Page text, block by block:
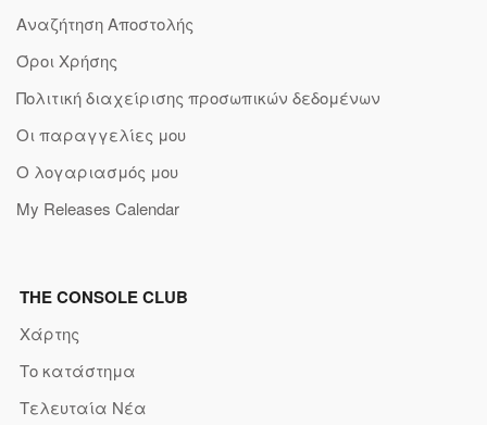
Αναζήτηση Αποστολής
Όροι Χρήσης
Πολιτική διαχείρισης προσωπικών δεδομένων
Οι παραγγελίες μου
Ο λογαριασμός μου
My Releases Calendar
THE CONSOLE CLUB
Χάρτης
Το κατάστημα
Τελευταία Νέα